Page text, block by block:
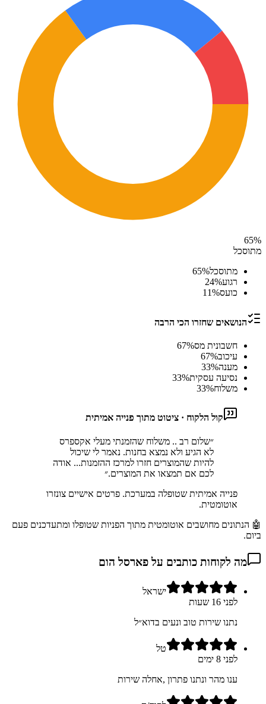
65%
מתוסכל
מתוסכל
65%
רגוע
24%
כועס
11%
הנושאים שחזרו הכי הרבה
חשבונית מס 67%
עיכוב
67%
מענה
33%
נסיעה עסקית
33%
משלוח
33%
קול הלקוח · ציטוט מתוך פנייה אמיתית
״שלום רב .. משלוח שהזמנתי מעלי אקספרס
לא הגיע ולא נמצא בחנות. נאמר לי שיכול
להיות שהמוצרים חזרו למרכז ההזמנות... אודה
לכם אם תמצאו את המוצרים.״
פנייה אמיתית שטופלה במערכת. פרטים אישיים צונזרו
אוטומטית.
🤖 הנתונים מחושבים אוטומטית מתוך הפניות שטופלו ומתעדכנים פעם
ביום.
מה לקוחות כותבים על פארסל הום
ישראל
לפני 16 שעות
נתנו שירות טוב ונעים בדוא״ל
טל
לפני 8 ימים
ענו מהר ונתנו פתרון ,אחלה שירות